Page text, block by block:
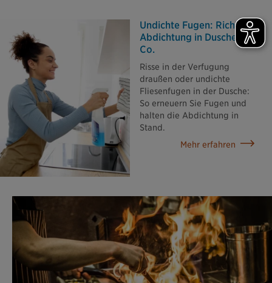
Undichte Fugen: Richtige
Abdichtung in Dusche und
Co.
Risse in der Verfugung
draußen oder undichte
Fliesenfugen in der Dusche:
So erneuern Sie Fugen und
halten die Abdichtung in
Stand.
Mehr erfahren